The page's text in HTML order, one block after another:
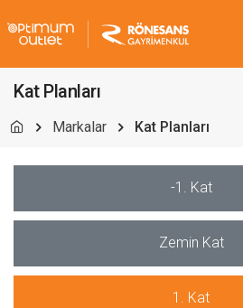
Kat Planları
Markalar Kat Planları
-1. Kat
Zemin Kat
1. Kat